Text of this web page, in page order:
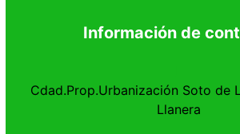
Información de
Cdad.Prop.Urbanización Soto de
Llanera